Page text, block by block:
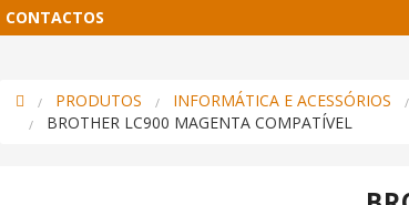
CONTACTOS
PRODUTOS INFORMÁTICA E ACESSÓRIOS
BROTHER LC900 MAGENTA COMPATÍVEL